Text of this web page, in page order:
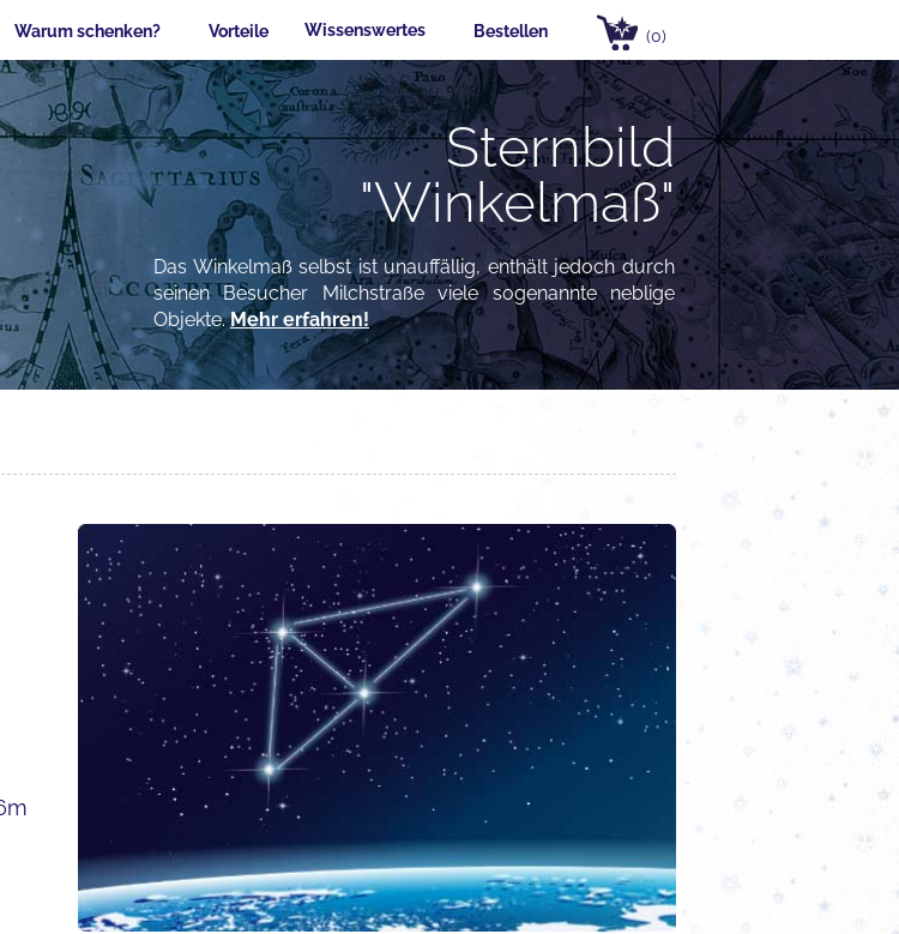
Warum schenken? Vorteile Wissenswertes Bestellen (0)
Sternbild
"Winkelmaß"
Das Winkelmaß selbst ist unauffällig, enthält jedoch durch
seinen Besucher Milchstraße viele sogenannte neblige
Objekte.Mehr erfahren!